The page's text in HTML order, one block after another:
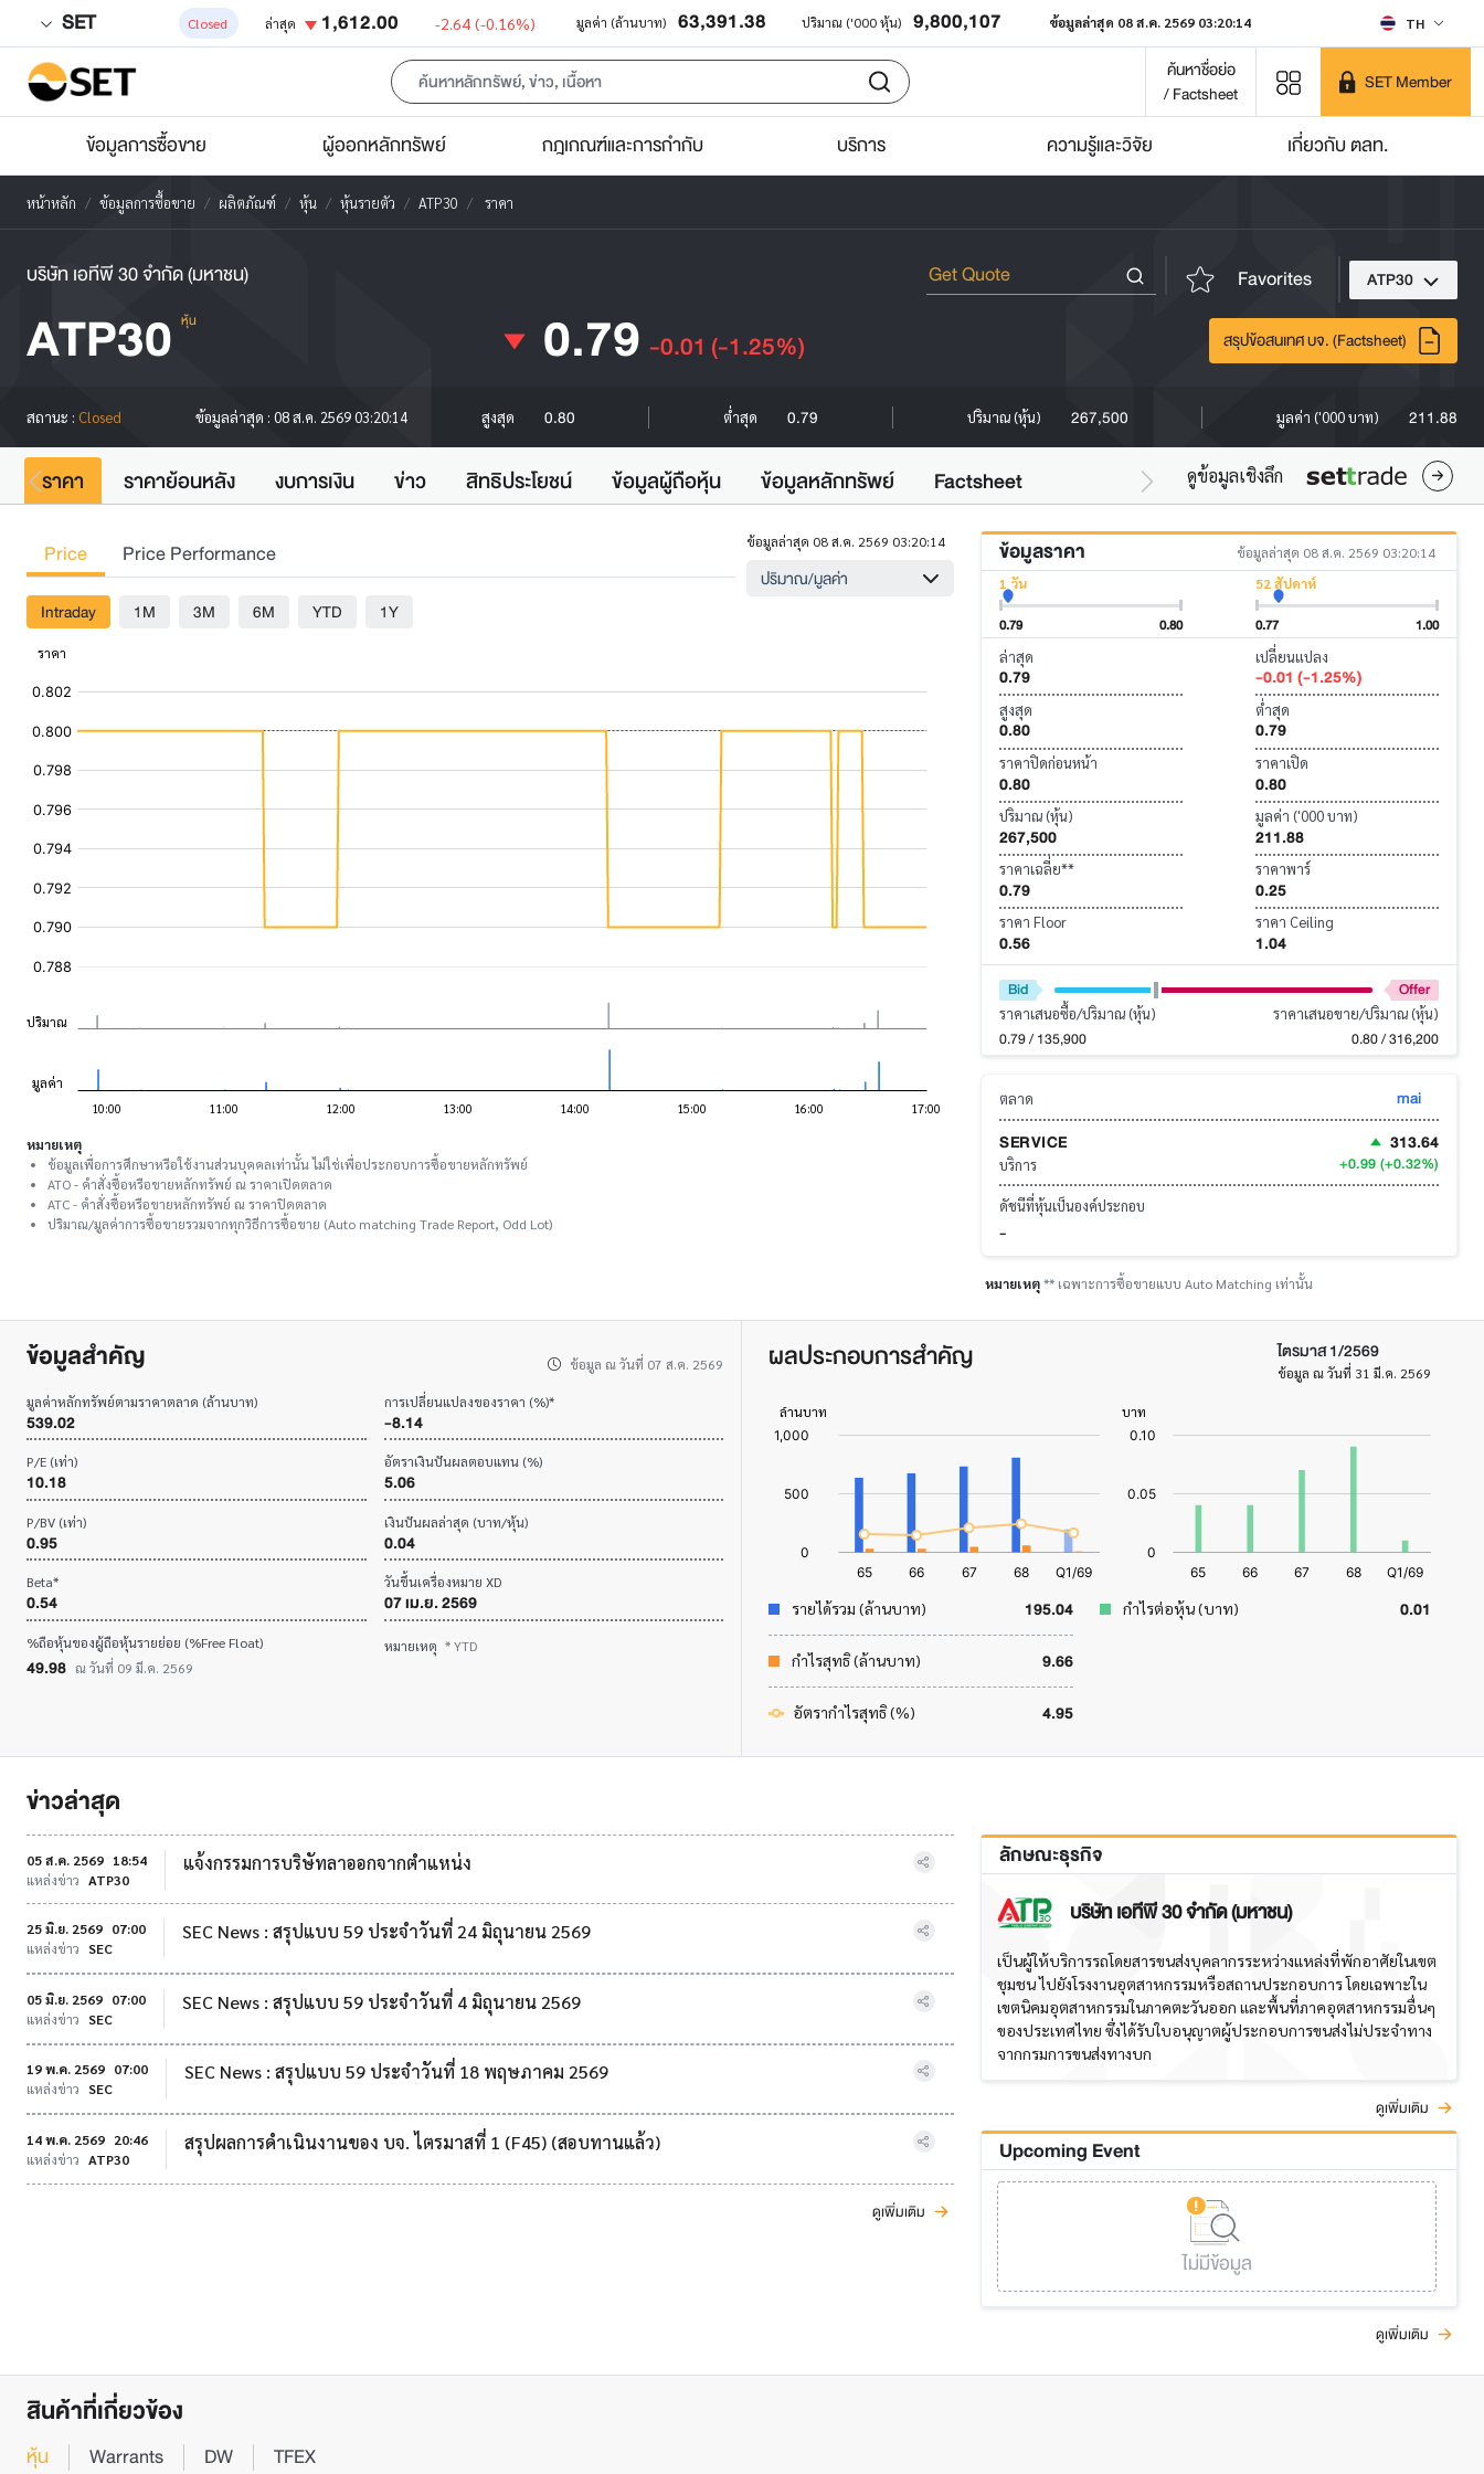
SET Closed ล่าสุด 1,612.00 -2.64 (-0.16%) มูลค่า (ล้านบาท) 63,391.38 ปริมาณ ('000 หุ้น) 9,800,107 ข้อมูลล่าสุด 08 ส.ค. 2569 03:20:14 TH
ค้นหาชื่อย่อ
/ Factsheet
SET Member
ข้อมูลการซื้อขาย ผู้ออกหลักทรัพย์ กฎเกณฑ์และการกำกับ บริการ ความรู้และวิจัย เกี่ยวกับ ตลท.
หน้าหลัก ข้อมูลการซื้อขาย ผลิตภัณฑ์ หุ้น หุ้นรายตัว ATP30 ราคา
บริษัท เอทีพี 30 จำกัด (มหาชน) Favorites ATP30
ATP30 หุ้น 0.79 -0.01 (-1.25%) สรุปข้อสนเทศ บจ. (Factsheet)
สถานะ : Closed ข้อมูลล่าสุด : 08 ส.ค. 2569 03:20:14 สูงสุด 0.80 ต่ำสุด 0.79 ปริมาณ (หุ้น) 267,500 มูลค่า ('000 บาท) 211.88
ราคา ราคาย้อนหลัง งบการเงิน ข่าว สิทธิประโยชน์ ข้อมูลผู้ถือหุ้น ข้อมูลหลักทรัพย์ Factsheet ดูข้อมูลเชิงลึก
Price Price Performance
Intraday 1M 3M 6M YTD 1Y
ข้อมูลล่าสุด 08 ส.ค. 2569 03:20:14
ปริมาณ/มูลค่า
หมายเหตุ
ข้อมูลเพื่อการศึกษาหรือใช้งานส่วนบุคคลเท่านั้น ไม่ใช่เพื่อประกอบการซื้อขายหลักทรัพย์
ATO - คำสั่งซื้อหรือขายหลักทรัพย์ ณ ราคาเปิดตลาด
ATC - คำสั่งซื้อหรือขายหลักทรัพย์ ณ ราคาปิดตลาด
ปริมาณ/มูลค่าการซื้อขายรวมจากทุกวิธีการซื้อขาย (Auto matching Trade Report, Odd Lot)
ข้อมูลราคา
ข้อมูลล่าสุด 08 ส.ค. 2569 03:20:14
1 วัน
0.79 0.80
52 สัปดาห์
0.77 1.00
ล่าสุด
0.79
เปลี่ยนแปลง
-0.01 (-1.25%)
สูงสุด
0.80
ต่ำสุด
0.79
ราคาปิดก่อนหน้า
0.80
ราคาเปิด
0.80
ปริมาณ (หุ้น)
267,500
มูลค่า ('000 บาท)
211.88
ราคาเฉลี่ย**
0.79
ราคาพาร์
0.25
ราคา Floor
0.56
ราคา Ceiling
1.04
Bid Offer
ราคาเสนอซื้อ/ปริมาณ (หุ้น)
0.79 / 135,900
ราคาเสนอขาย/ปริมาณ (หุ้น)
0.80 / 316,200
ตลาด
mai
SERVICE
บริการ
313.64
+0.99(+0.32%)
ดัชนีที่หุ้นเป็นองค์ประกอบ
-
หมายเหตุ** เฉพาะการซื้อขายแบบ Auto Matching เท่านั้น
ข้อมูลสำคัญ ข้อมูล ณ วันที่ 07 ส.ค. 2569
มูลค่าหลักทรัพย์ตามราคาตลาด (ล้านบาท)
539.02
การเปลี่ยนแปลงของราคา (%)*
-8.14
P/E (เท่า)
10.18
อัตราเงินปันผลตอบแทน (%)
5.06
P/BV (เท่า)
0.95
เงินปันผลล่าสุด (บาท/หุ้น)
0.04
Beta*
0.54
วันขึ้นเครื่องหมาย XD
07 เม.ย. 2569
%ถือหุ้นของผู้ถือหุ้นรายย่อย (%Free Float)
49.98 ณ วันที่ 09 มี.ค. 2569
หมายเหตุ * YTD
ผลประกอบการสำคัญ ไตรมาส 1/2569
ข้อมูล ณ วันที่ 31 มี.ค. 2569
รายได้รวม (ล้านบาท) 195.04
กำไรสุทธิ (ล้านบาท) 9.66
อัตรากำไรสุทธิ (%) 4.95
กำไรต่อหุ้น (บาท) 0.01
ข่าวล่าสุด
05 ส.ค. 2569 18:54
แหล่งข่าว ATP30
แจ้งกรรมการบริษัทลาออกจากตำแหน่ง
25 มิ.ย. 2569 07:00
แหล่งข่าว
SEC
SEC News : สรุปแบบ 59 ประจำวันที่ 24 มิถุนายน 2569
05 มิ.ย. 2569 07:00
แหล่งข่าว
SEC
SEC News : สรุปแบบ 59 ประจำวันที่ 4 มิถุนายน 2569
19 พ.ค. 2569 07:00
แหล่งข่าว
SEC
SEC News : สรุปแบบ 59 ประจำวันที่ 18 พฤษภาคม 2569
14 พ.ค. 2569 20:46
แหล่งข่าว ATP30
สรุปผลการดำเนินงานของ บจ. ไตรมาสที่ 1 (F45) (สอบทานแล้ว)
ดูเพิ่มเติม
ลักษณะธุรกิจ
บริษัท เอทีพี 30 จำกัด (มหาชน)
เป็นผู้ให้บริการรถโดยสารขนส่งบุคลากรระหว่างแหล่งที่พักอาศัยในเขต
ชุมชน ไปยังโรงงานอุตสาหกรรมหรือสถานประกอบการ โดยเฉพาะใน
เขตนิคมอุตสาหกรรมในภาคตะวันออก และพื้นที่ภาคอุตสาหกรรมอื่นๆ
ของประเทศไทย ซึ่งได้รับใบอนุญาตผู้ประกอบการขนส่งไม่ประจำทาง
จากกรมการขนส่งทางบก
ดูเพิ่มเติม
Upcoming Event
ไม่มีข้อมูล
ดูเพิ่มเติม
สินค้าที่เกี่ยวข้อง
หุ้น Warrants DW TFEX